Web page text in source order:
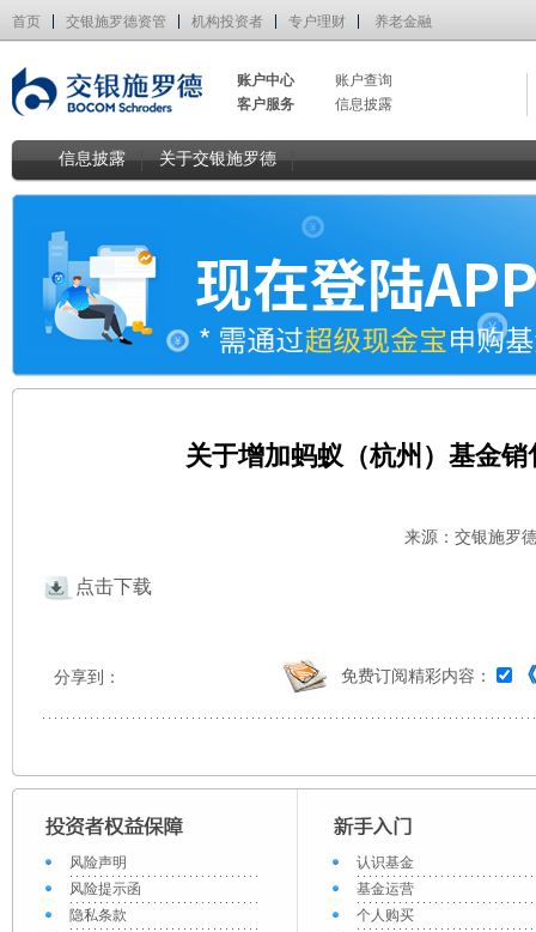
首页 交银施罗德资管 机构投资者 专户理财 养老金融
账户中心
账户查询
客户服务
信息披露
信息披露 关于交银施罗德
关于增加蚂蚁（杭州）基金
来源：交银施罗
点击下载
分享到： 免费订阅精彩内容：
风险声明
风险提示函
隐私条款
认识基金
基金运营
个人购买